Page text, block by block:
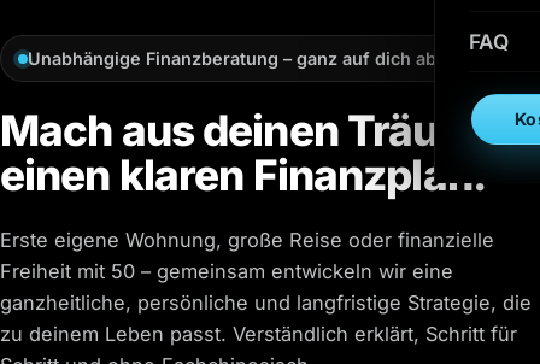
FAQ
Unabhängige Finanzberatung – ganz auf dich abgestimmt
Mach aus deinen Träumen
einen klaren Finanzplan.
Erste eigene Wohnung, große Reise oder finanzielle
Freiheit mit 50 – gemeinsam entwickeln wir eine
ganzheitliche, persönliche und langfristige Strategie, die
zu deinem Leben passt. Verständlich erklärt, Schritt für